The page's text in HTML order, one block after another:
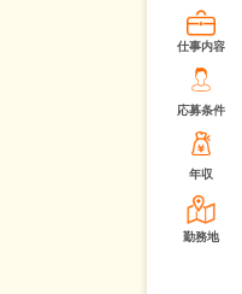
仕事内容
応募条件
年収
勤務地